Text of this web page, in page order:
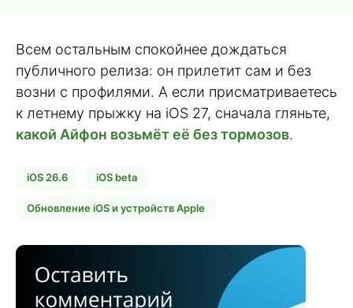
Всем остальным спокойнее дождаться
публичного релиза: он прилетит сам и без
возни с профилями. А если присматриваетесь
к летнему прыжку на iOS 27, сначала гляньте,
какой Айфон возьмёт её без тормозов.
iOS 26.6 iOS beta
Обновление iOS и устройств Apple